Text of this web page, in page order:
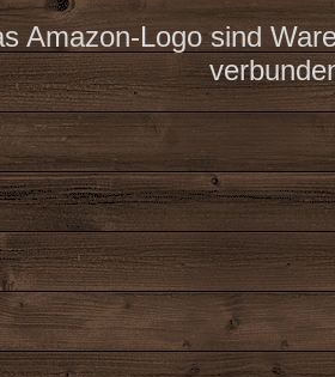
Amazon-Logo sind